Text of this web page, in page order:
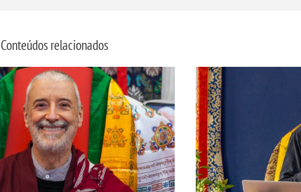
Conteúdos relacionados